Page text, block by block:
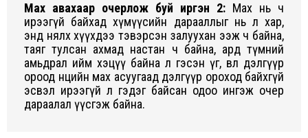
Мах авахаар очерлож буй иргэн 2: Мах нь ч
ирээгүй байхад хүмүүсийн дарааллыг нь л хар,
энд нялх хүүхдээ тэвэрсэн залуухан ээж ч байна,
таяг тулсан ахмад настан ч байна, ард түмний
амьдрал ийм хэцүү байна л гэсэн үг, өвөл дэлгүүр
ороод нөөцийн мах асуугаад дэлгүүр ороход байхгүй
эсвэл ирээгүй л гэдэг байсан одоо ингэж очер
дараалал үүсгэж байна.